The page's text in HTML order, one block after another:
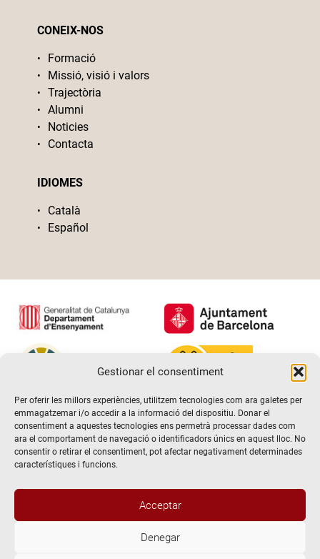
Gestionar el consentiment
Per oferir les millors experiències, utilitzem tecnologies com ara galetes per
emmagatzemar i/o accedir a la informació del dispositiu. Donar el
consentiment a aquestes tecnologies ens permetrà processar dades com
ara el comportament de navegació o identificadors únics en aquest lloc. No
consentir o retirar el consentiment, pot afectar negativament determinades
característiques i funcions.
Acceptar
Denegar
CONEIX-NOS
Formació
Missió, visió i valors
Trajectòria
Alumni
Noticies
Contacta
IDIOMES
Català
Español
@2026 Escola de teatre El Timbal. Tots els drets reservats